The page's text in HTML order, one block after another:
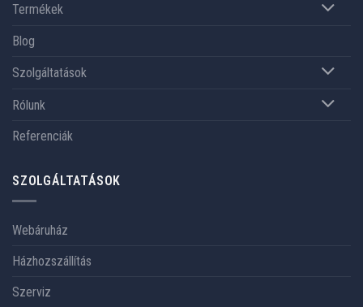
Termékek
Blog
Szolgáltatások
Rólunk
Referenciák
SZOLGÁLTATÁSOK
Webáruház
Házhozszállítás
Szerviz